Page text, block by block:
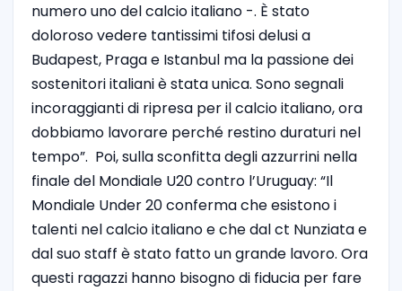
numero uno del calcio italiano -. È stato
doloroso vedere tantissimi tifosi delusi a
Budapest, Praga e Istanbul ma la passione dei
sostenitori italiani è stata unica. Sono segnali
incoraggianti di ripresa per il calcio italiano, ora
dobbiamo lavorare perché restino duraturi nel
tempo”. Poi, sulla sconfitta degli azzurrini nella
finale del Mondiale U20 contro l’Uruguay: “Il
Mondiale Under 20 conferma che esistono i
talenti nel calcio italiano e che dal ct Nunziata e
dal suo staff è stato fatto un grande lavoro. Ora
questi ragazzi hanno bisogno di fiducia per fare